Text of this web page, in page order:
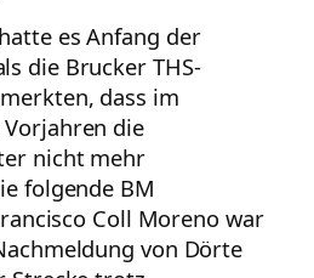
es Anfang der
die Brucker THS-
dass im
Vorjahren die
nicht mehr
folgende BM
Coll Moreno war
von Dörte